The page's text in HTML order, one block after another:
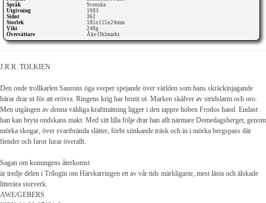
Språk
Svenska
Utgivning
1983
Sidor
362
Storlek
185x115x24mm
Vikt
248g
Översättare
Åke Ohlmarks
J.R.R. TOLKIEN
Den onde trollkarlen Saurons öga sveper spejande över världen som hans skräckinjagande
härar drar ut för att erövra. Ringens krig har brutit ut. Marken skälver av stridslarm och oro.
Men utgången av denna väldiga kraftmätning ligger i den tappre hoben Frodos hand. Endast
han kan bryta ondskans makt. Med sitt lilla följe drar han allt närmare Domedagsberget, genom
mörka skogar, över svartbrända slätter, förbi stinkande träsk och in i mörka bergspass där
fiender och faror lurar överallt.
Sagan om konungens återkomst
är tredje delen i Trilogin om Härskarringen ett av vår tids märkligaste, mest lästa och älskade
litterära storverk.
AWE/GEBERS